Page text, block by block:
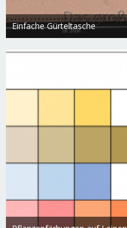
Einfache Gürteltasche
Swietlana
17. März 2019